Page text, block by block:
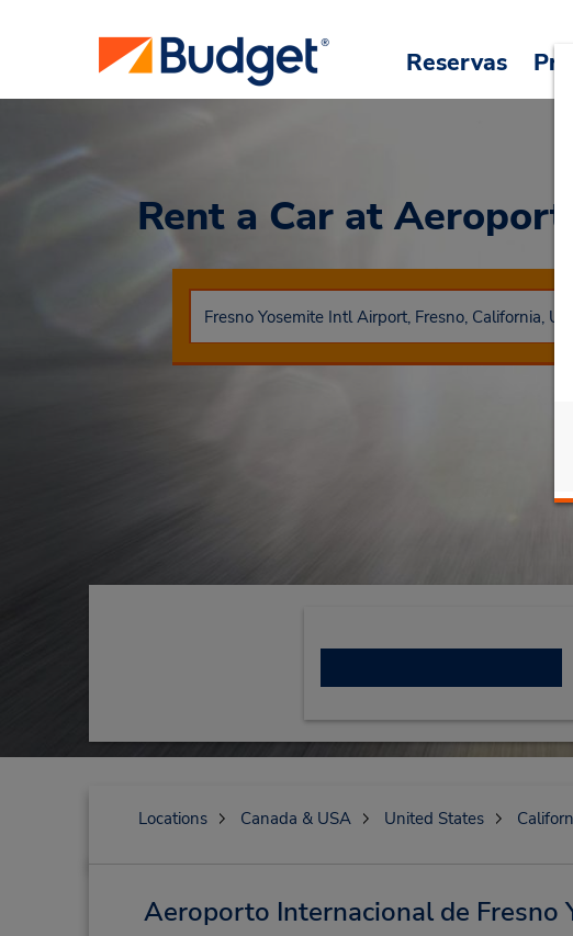
Reservas
Rent a Car at
Locations Canada & USA United States
Aeroporto Internacional de Fresno